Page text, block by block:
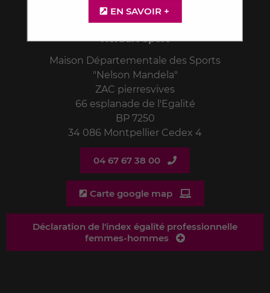
EN SAVOIR +
Hérault Sport
Maison Départementale des Sports
"Nelson Mandela"
ZAC pierresvives
66 esplanade de l'Egalité
BP 7250
34 086 Montpellier Cedex 4
04 67 67 38 00
Carte google map
Déclaration de l'index égalité professionnelle
femmes-hommes